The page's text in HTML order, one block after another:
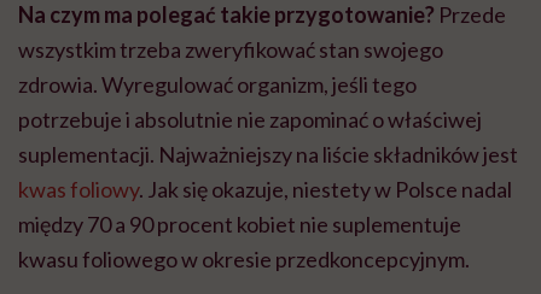
Na czym ma polegać takie przygotowanie? Przede
wszystkim trzeba zweryfikować stan swojego
zdrowia. Wyregulować organizm, jeśli tego
potrzebuje i absolutnie nie zapominać o właściwej
suplementacji. Najważniejszy na liście składników jest
kwas foliowy. Jak się okazuje, niestety w Polsce nadal
między 70 a 90 procent kobiet nie suplementuje
kwasu foliowego w okresie przedkoncepcyjnym.